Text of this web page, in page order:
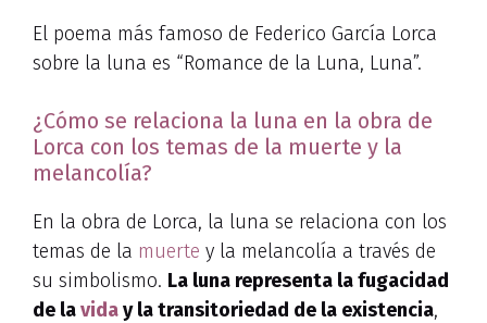
El poema más famoso de Federico García Lorca
sobre la luna es “Romance de la Luna, Luna”.
¿Cómo se relaciona la luna en la obra de
Lorca con los temas de la muerte y la
melancolía?
En la obra de Lorca, la luna se relaciona con los
temas de la muerte y la melancolía a través de
su simbolismo. La luna representa la fugacidad
de laviday la transitoriedad de la existencia,